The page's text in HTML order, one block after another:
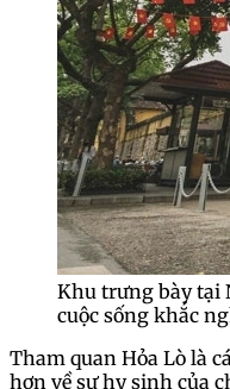
Khu trưng bày tại
cuộc sống khắc
Tham quan Hỏa Lò là
hơn về sự hy sinh của